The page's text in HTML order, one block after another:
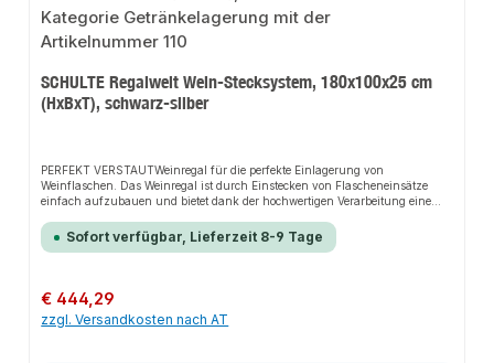
SCHULTE Regalwelt Wein-Stecksystem, 180x100x25 cm
(HxBxT), schwarz-silber
PERFEKT VERSTAUTWeinregal für die perfekte Einlagerung von
Weinflaschen. Das Weinregal ist durch Einstecken von Flascheneinsätze
einfach aufzubauen und bietet dank der hochwertigen Verarbeitung eine
schaffen Sie den idealen Stauraum Ihrer Weinflaschen.PERFEKTES
MAßHierbei bietet das Weinregal einen einfachen Zugriff auf die
ermöglicht eine Aufstellung in nahezu jedem Raum des Hauses.MADE IN
GERMANYUnsere Regale werden ohne chemische Zusatzstoffe oder
Weichmacher nach streng überwachten Richtlinien in Deutschland
Sofort verfügbar, Lieferzeit 8-9 Tage
Regulärer Preis:
€ 444,29
zzgl. Versandkosten nach AT